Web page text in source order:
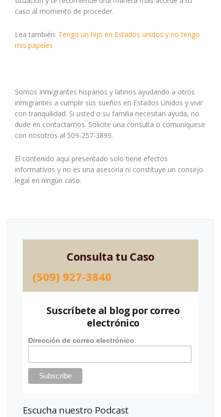
caso al momento de proceder.
Lea también: Tengo un hijo en Estados unidos y no tengo
mis papeles
Somos inmigrantes hispanos y latinos ayudando a otros
inmigrantes a cumplir sus sueños en Estados Unidos y vivir
con tranquilidad. Si usted o su familia necesitan ayuda, no
dude en contactarnos. Solicite una consulta o comuníquese
con nosotros al 509-257-3899.
El contenido aquí presentado solo tiene efectos
informativos y no es una asesoría ni constituye un consejo
legal en ningún caso.
Consulta tu Caso
(509) 927-3840
Suscríbete al blog por correo
electrónico
Dirección de correo electrónico
Escucha nuestro Podcast